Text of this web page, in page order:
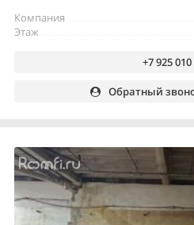
Компания
Этаж
+7 925 010
Обратный